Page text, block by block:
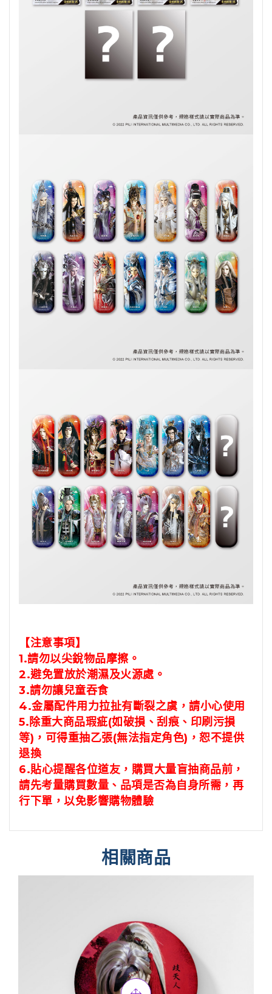
【注意事項】
1.請勿以尖銳物品摩擦。
2.避免置放於潮濕及火源處。
3.請勿讓兒童吞食
4.金屬配件用力拉扯有斷裂之虞，請小心使用
5.除重大商品瑕疵(如破損、刮痕、印刷污損
等)，可得重抽乙張(無法指定角色)，恕不提供
退換
6.貼心提醒各位道友，購買大量盲抽商品前，
請先考量購買數量、品項是否為自身所需，再
行下單，以免影響購物體驗
相關商品